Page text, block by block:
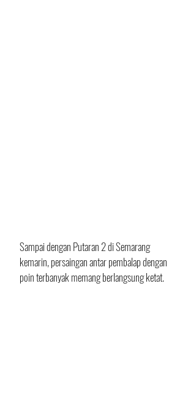
Sampai dengan Putaran 2 di Semarang
kemarin, persaingan antar pembalap dengan
poin terbanyak memang berlangsung ketat.